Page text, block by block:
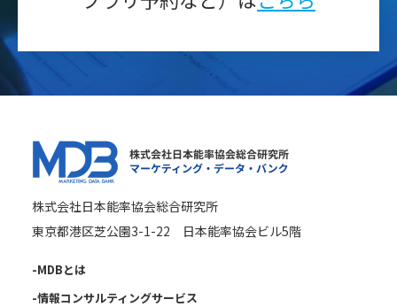
株式会社日本能率協会総合研究所
東京都港区芝公園3-1-22 日本能率協会ビル5階
-MDBとは
-情報コンサルティングサービス